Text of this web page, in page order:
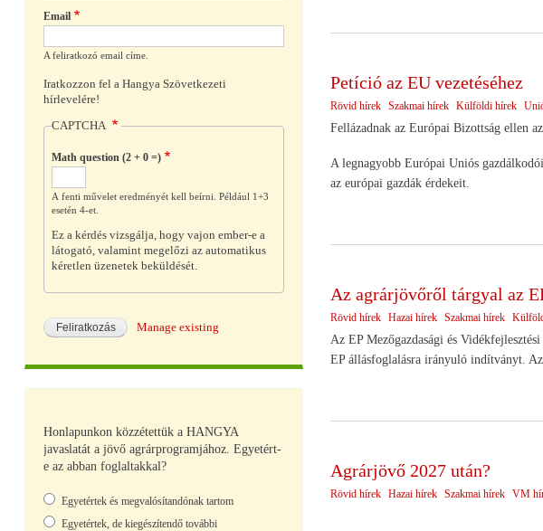
Petíció az EU vezetéséhez
Rövid hírek Szakmai hírek Külföldi hírek
Fellázadnak az Európai Bizottság ellen
A legnagyobb Európai Uniós
az európai gazdák érdekeit.
Az agrárjövőről tárgyal az
Rövid hírek Hazai hírek Szakmai hírek
Az EP Mezőgazdasági és
EP állásfoglalásra irányuló indítványt.
Agrárjövő 2027 után?
Rövid hírek Hazai hírek Szakmai hírek VM
Email
A feliratkozó email címe.
Iratkozzon fel a Hangya Szövetkezeti
hírlevelére!
CAPTCHA
Math question (2 + 0 =)
A fenti művelet eredményét kell beírni. Például 1+3
esetén 4-et.
Ez a kérdés vizsgálja, hogy vajon ember-e a
látogató, valamint megelőzi az automatikus
kéretlen üzenetek beküldését.
Manage existing
Honlapunkon közzétettük a HANGYA
javaslatát a jövő agrárprogramjához. Egyetért-
e az abban foglaltakkal?
Választások
Egyetértek és megvalósítandónak tartom
Egyetértek, de kiegészítendő további